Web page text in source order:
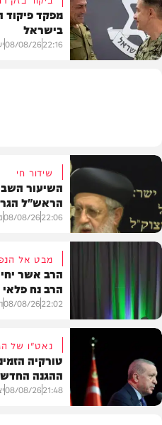
חדשות
מפקד פיקוד
בישראל
22:16
08/08/26
וידאו
שידור חי
השיעור
הראש"ל
22:06
08/08/26
חדשות
מבט אל
הרב אשר
הרב נח פלאי
22:02
08/08/26
נאט"ו של
טורקיה
ההגנה
21:48
08/08/26